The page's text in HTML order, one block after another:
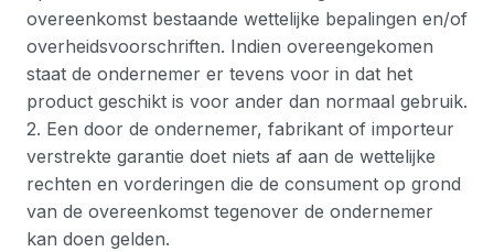
overeenkomst bestaande wettelijke bepalingen en/of
overheidsvoorschriften. Indien overeengekomen
staat de ondernemer er tevens voor in dat het
product geschikt is voor ander dan normaal gebruik.
2. Een door de ondernemer, fabrikant of importeur
verstrekte garantie doet niets af aan de wettelijke
rechten en vorderingen die de consument op grond
van de overeenkomst tegenover de ondernemer
kan doen gelden.